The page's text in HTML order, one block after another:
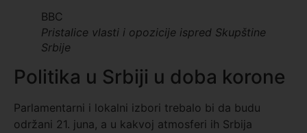
BBC
Pristalice vlasti i opozicije ispred Skupštine
Srbije
Politika u Srbiji u doba korone
Parlamentarni i lokalni izbori trebalo bi da budu
održani 21. juna, a u kakvoj atmosferi ih Srbija